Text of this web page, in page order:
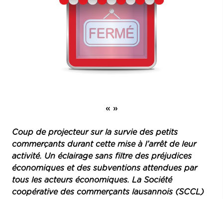
« »
Coup de projecteur sur la survie des petits
commerçants durant cette mise à l’arrêt de leur
activité. Un éclairage sans filtre des préjudices
économiques et des subventions attendues par
tous les acteurs économiques. La Société
coopérative des commerçants lausannois (SCCL)